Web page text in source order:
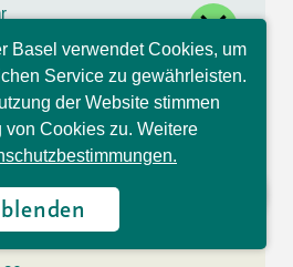
Basel
Basel verwendet Cookies, um
Service zu gewährleisten.
der Website stimmen
von Cookies zu. Weitere
Hallo, ich bin Sophia und
beantworte gerne Ihre
Fragen.
close